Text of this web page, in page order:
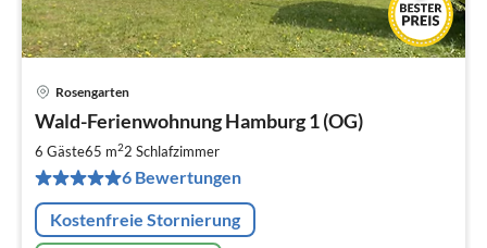
Rosengarten
Wald-Ferienwohnung Hamburg 1 (OG)
6 Gäste65 m22 Schlafzimmer
6 Bewertungen
Kostenfreie Stornierung